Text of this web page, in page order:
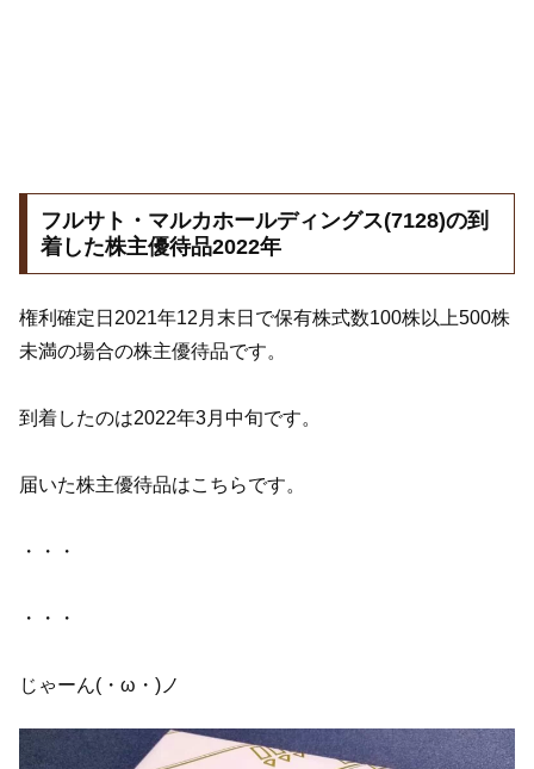
フルサト・マルカホールディングス(7128)の到
着した株主優待品2022年
権利確定日2021年12月末日で保有株式数100株以上500株
未満の場合の株主優待品です。
到着したのは2022年3月中旬です。
届いた株主優待品はこちらです。
・・・
・・・
じゃーん(・ω・)ノ